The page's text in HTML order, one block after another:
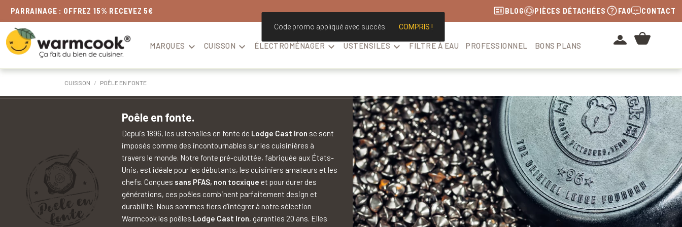
LIVRAISONOFFERTEDÈS 49€ BLOG PIÈCES DÉTACHÉES FAQ CONTACT
MARQUES  CUISSON  ÉLECTROMÉNAGER  USTENSILES  FILTRE À EAU PROFESSIONNEL BONS PLANS
CUISSON POÊLE EN FONTE
Poêle en fonte.
Depuis 1896, les ustensiles en fonte de Lodge Cast Iron se sont
imposés comme des incontournables sur les cuisinières à
travers le monde. Notre fonte pré-culottée, fabriquée aux États-
Unis, est idéale pour les débutants, les cuisiniers amateurs et les
chefs. Conçues sans PFAS, non tocxique et pour durer des
générations, ces poêles combinent parfaitement design et
durabilité. Nous sommes fiers d'intégrer à notre sélection
Warmcook les poêles Lodge Cast Iron, garanties 20 ans. Elles
Code promo appliqué avec succès. COMPRIS !